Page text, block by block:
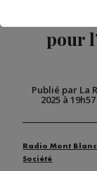
pour
Publié par La
2025 à 19h57
Radio Mont Blanc
Société